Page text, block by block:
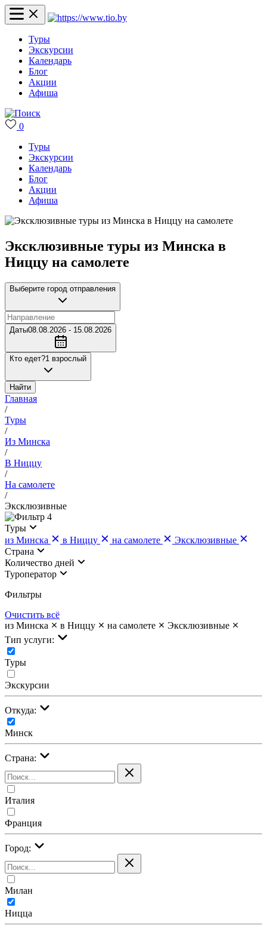
Туры
Экскурсии
Календарь
Блог
Акции
Афиша
0
Туры
Экскурсии
Календарь
Блог
Акции
Афиша
Эксклюзивные туры из Минска в
Ниццу на самолете
Выберите город отправления
Даты08.08.2026 - 15.08.2026
Кто едет?1 взрослый
Найти
Главная
/
Туры
/
Из Минска
/
В Ниццу
/
На самолете
/
Эксклюзивные
4
Туры
из Минска
в Ниццу на самолете
Эксклюзивные
Страна
Количество дней
Туроператор
Фильтры
Очистить всё
из Минска
в Ниццу на самолете
Эксклюзивные
Тип услуги:
Туры
Экскурсии
Откуда:
Минск
Страна:
Италия
Франция
Город:
Милан
Ницца